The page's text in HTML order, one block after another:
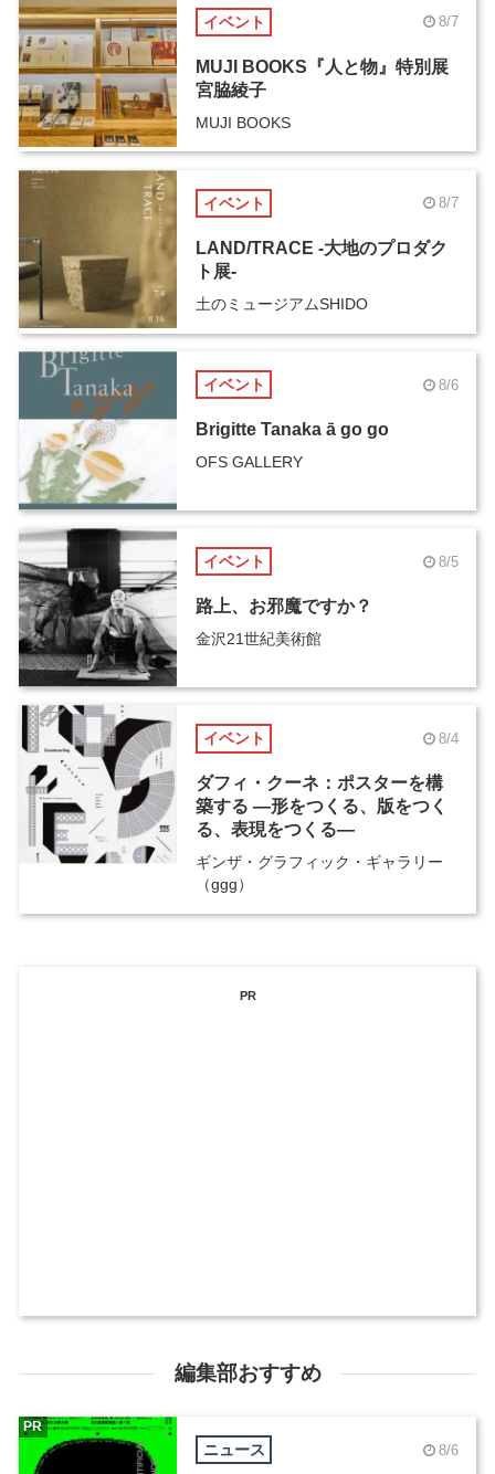
イベント 8/7
MUJI BOOKS『人と物』特別展
宮脇綾子
MUJI BOOKS
イベント 8/7
LAND/TRACE -大地のプロダク
ト展-
土のミュージアムSHIDO
イベント 8/6
Brigitte Tanaka ā go go
OFS GALLERY
イベント 8/5
路上、お邪魔ですか？
金沢21世紀美術館
イベント 8/4
ダフィ・クーネ：ポスターを構
築する ―形をつくる、版をつく
る、表現をつくる―
ギンザ・グラフィック・ギャラリー
（ggg）
PR
編集部おすすめ
ニュース 8/6
PR